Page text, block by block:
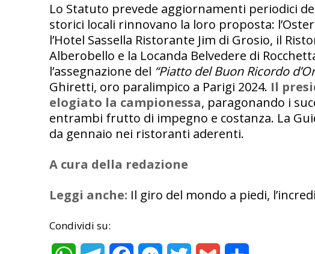
Lo Statuto prevede aggiornamenti periodici
storici locali rinnovano la loro proposta:
l’Hotel Sassella Ristorante Jim di Grosio, il
Alberobello e la Locanda Belvedere di
l’assegnazione del “Piatto del Buon Ricordo
Ghiretti, oro paralimpico a Parigi 2024. Il
elogiato la campionessa, paragonando i
entrambi frutto di impegno e costanza. La
da gennaio nei ristoranti aderenti.
A cura della redazione
Leggi anche: Il giro del mondo a piedi,
Condividi su: